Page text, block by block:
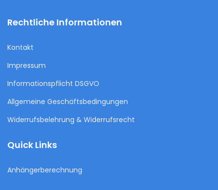
Rechtliche Informationen
Kontakt
Impressum
Informationspflicht DSGVO
Allgemeine Geschäftsbedingungen
Widerrufsbelehrung & Widerrufsrecht
Quick Links
Anhängerberechnung